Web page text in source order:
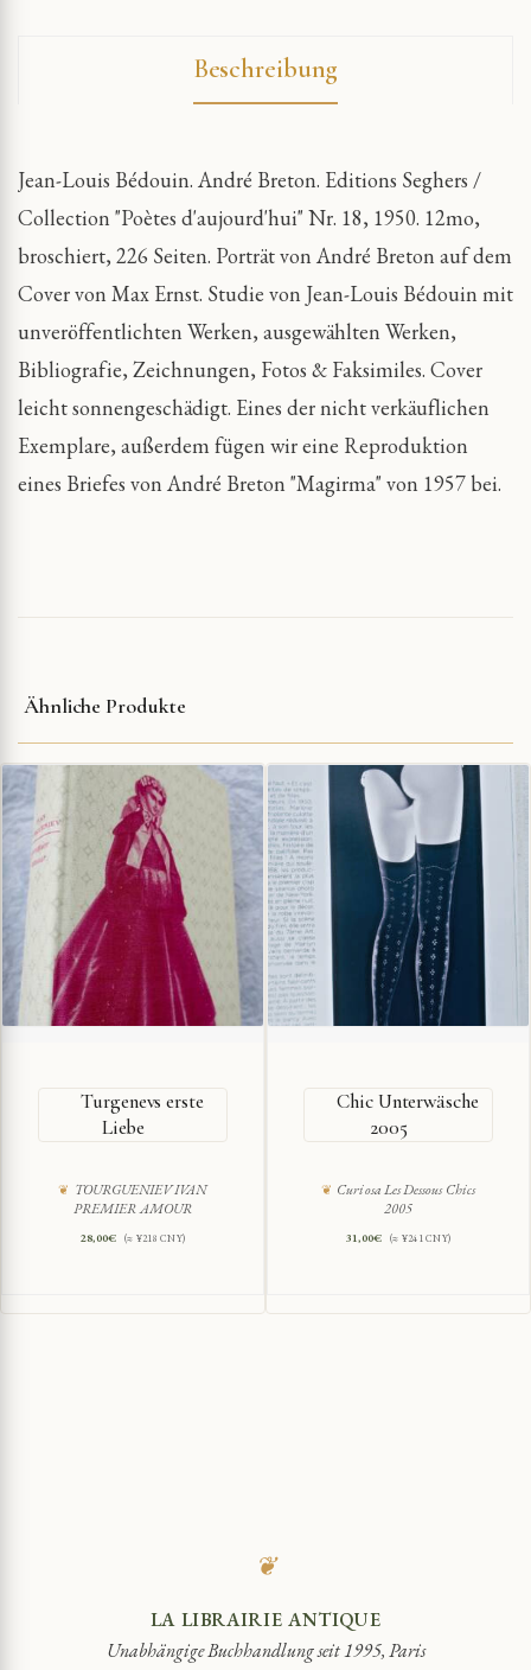
Beschreibung
Jean-Louis Bédouin. André Breton. Editions Seghers /
Collection "Poètes d'aujourd'hui" Nr. 18, 1950. 12mo,
broschiert, 226 Seiten. Porträt von André Breton auf dem
Cover von Max Ernst. Studie von Jean-Louis Bédouin mit
unveröffentlichten Werken, ausgewählten Werken,
Bibliografie, Zeichnungen, Fotos & Faksimiles. Cover
leicht sonnengeschädigt. Eines der nicht verkäuflichen
Exemplare, außerdem fügen wir eine Reproduktion
eines Briefes von André Breton "Magirma" von 1957 bei.
Ähnliche Produkte
Turgenevs erste
Liebe
TOURGUENIEV IVAN
PREMIER AMOUR
28,00€ (≈ ¥218 CNY)
Chic Unterwäsche
2005
Curiosa Les Dessous Chics
2005
31,00€ (≈ ¥241 CNY)
❦
LA LIBRAIRIE ANTIQUE
Unabhängige Buchhandlung seit 1995, Paris